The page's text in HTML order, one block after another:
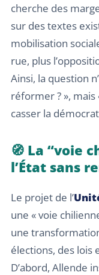
cherche des
sur des textes
mobilisation
rue, plus
Ainsi, la question
réformer ? »,
casser la
🧭 La “voie
l’État sans
Le projet de l’
une « voie
une
élections, des lois
D’abord, Allende